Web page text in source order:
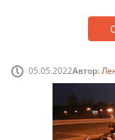
05.05.2022Автор: